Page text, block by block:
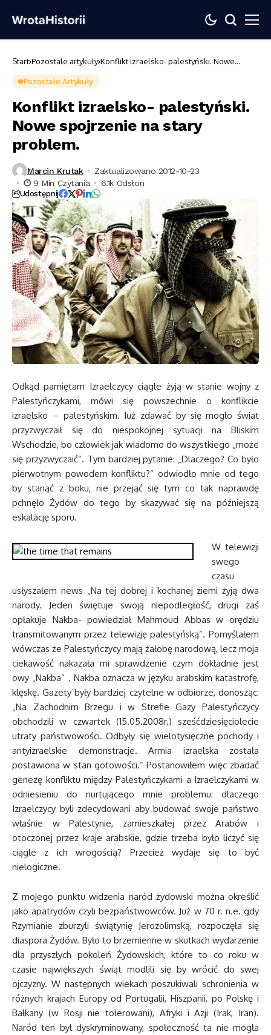
Start Pozostałe artykuły Konflikt izraelsko- palestyński. Nowe
Pozostałe Artykuły
Konflikt izraelsko- palestyński.
Nowe spojrzenie na stary
problem.
Marcin Krutak
Zaktualizowano 2012-10-23
9 Min Czytania
6.1k Odsłon
Udostępnij
Odkąd pamiętam Izraelczycy ciągle żyją w stanie wojny z
Palestyńczykami, mówi się powszechnie o konflikcie
izraelsko – palestyńskim. Już zdawać by się mogło świat
przyzwyczaił się do niespokojnej sytuacji na Bliskim
Wschodzie, bo człowiek jak wiadomo do wszystkiego „może
się przyzwyczaić”. Tym bardziej pytanie: „Dlaczego? Co było
pierwotnym powodem konfliktu?” odwiodło mnie od tego
by stanąć z boku, nie przejąć się tym co tak naprawdę
pchnęło Żydów do tego by skazywać się na późniejszą
eskalację sporu.
W telewizji
swego
czasu
usłyszałem news „Na tej dobrej i kochanej ziemi żyją dwa
narody. Jeden świętuje swoją niepodległość, drugi zaś
opłakuje Nakba- powiedział Mahmoud Abbas w orędziu
transmitowanym przez telewizję palestyńską”. Pomyślałem
wówczas że Palestyńczycy mają żałobę narodową, lecz moja
ciekawość nakazała mi sprawdzenie czym dokładnie jest
owy „Nakba” . Nakba oznacza w języku arabskim katastrofę,
klęskę. Gazety były bardziej czytelne w odbiorze, donosząc:
„Na Zachodnim Brzegu i w Strefie Gazy Palestyńczycy
obchodzili w czwartek (15.05.2008r.) sześćdziesięciolecie
utraty państwowości. Odbyły się wielotysięczne pochody i
antyizraelskie demonstracje. Armia izraelska została
postawiona w stan gotowości.” Postanowiłem więc zbadać
genezę konfliktu między Palestyńczykami a Izraelczykami w
odniesieniu do nurtującego mnie problemu: dlaczego
Izraelczycy byli zdecydowani aby budować swoje państwo
właśnie w Palestynie, zamieszkałej przez Arabów i
otoczonej przez kraje arabskie, gdzie trzeba było liczyć się
ciągle z ich wrogością? Przecież wydaje się to być
nielogiczne.
Z mojego punktu widzenia naród żydowski można określić
jako apatrydów czyli bezpaństwowców. Już w 70 r. n.e. gdy
Rzymianie zburzyli świątynię Jerozolimską, rozpoczęła się
diaspora Żydów. Było to brzemienne w skutkach wydarzenie
dla przyszłych pokoleń Żydowskich, które to co roku w
czasie największych świąt modlili się by wrócić do swej
ojczyzny. W następnych wiekach poszukiwali schronienia w
różnych krajach Europy od Portugalii, Hiszpanii, po Polskę i
Bałkany (w Rosji nie tolerowani), Afryki i Azji (Irak, Iran).
Naród ten był dyskryminowany, społeczność ta nie mogła